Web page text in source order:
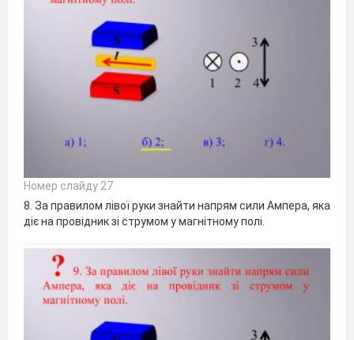
Номер слайду 27
8. За правилом лівої руки знайти напрям сили Ампера, яка
діє на провідник зі струмом у магнітному полі.